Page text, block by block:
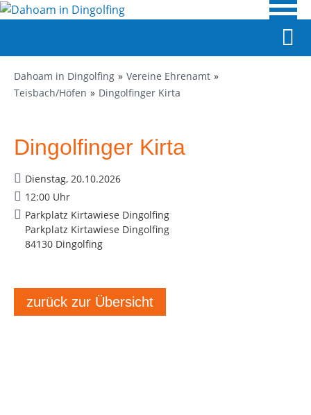
Dahoam in Dingolfing
Vereine Ehrenamt
Teisbach/Höfen
Dingolfinger Kirta
Dingolfinger Kirta
Dienstag, 20.10.2026
12:00 Uhr
Parkplatz Kirtawiese Dingolfing
Parkplatz Kirtawiese Dingolfing
84130 Dingolfing
zurück zur Übersicht